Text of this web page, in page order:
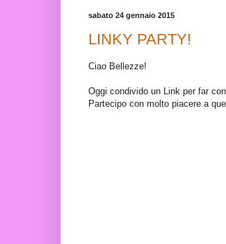
sabato 24 gennaio 2015
LINKY PARTY!
Ciao Bellezze!
Oggi condivido un Link per far
Partecipo con molto piacere a